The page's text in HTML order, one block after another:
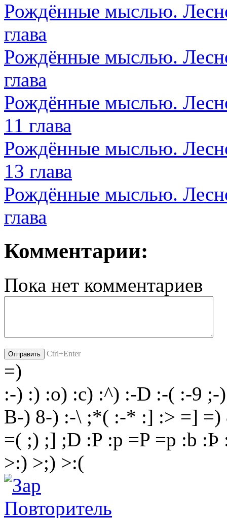
Рождённые мыслью.
глава
Рождённые мыслью.
глава
Рождённые мыслью.
11 глава
Рождённые мыслью.
13 глава
Рождённые мыслью.
глава
Комментарии:
Пока нет комментариев
Ctrl+Enter
=)
:-) :) :o) :c) :^) :-D :-( :-9 ;-)
B-) 8-) :-\ ;*( :-* :] :> =] =)
=( ;) ;] ;D :P :p =P =p :b :Þ
>:) >;) >:(